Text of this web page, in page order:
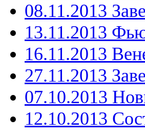
08.11.2013
13.11.2013
16.11.2013
27.11.2013
07.10.2013
12.10.2013